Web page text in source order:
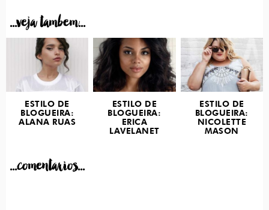
...veja tambem...
ESTILO DE
BLOGUEIRA:
ALANA RUAS
ESTILO DE
BLOGUEIRA:
ERICA
LAVELANET
ESTILO DE
BLOGUEIRA:
NICOLETTE
MASON
...comentarios...